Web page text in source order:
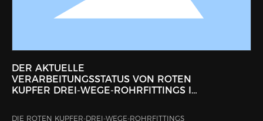
DER AKTUELLE
VERARBEITUNGSSTATUS VON ROTEN
KUPFER DREI-WEGE-ROHRFITTINGS IN
DIE ROTEN KUPFER-DREI-WEGE-ROHRFITTINGS